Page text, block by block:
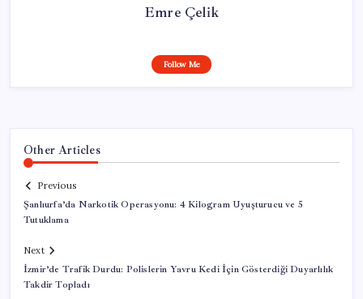
Emre Çelik
Follow Me
Other Articles
Previous
Şanlıurfa’da Narkotik Operasyonu: 4 Kilogram Uyuşturucu ve 5
Tutuklama
Next
İzmir’de Trafik Durdu: Polislerin Yavru Kedi İçin Gösterdiği Duyarlılık
Takdir Topladı